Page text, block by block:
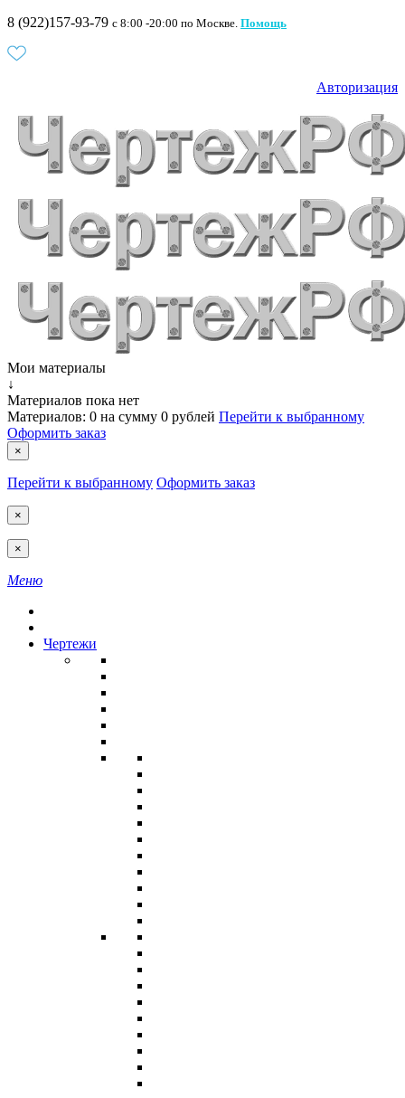
8 (922)157-93-79 c 8:00 -20:00 по Москве. Помощь
Авторизация
Мои материалы
↓
Материалов пока нет
Материалов: 0 на сумму 0 рублей Перейти к выбранному
Оформить заказ
×
Перейти к выбранному Оформить заказ
×
×
Меню
Чертежи